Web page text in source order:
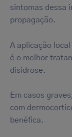
sintomas dessa
propagação.
A aplicação
é o melhor
disidrose.
Em casos
com
benéfica.